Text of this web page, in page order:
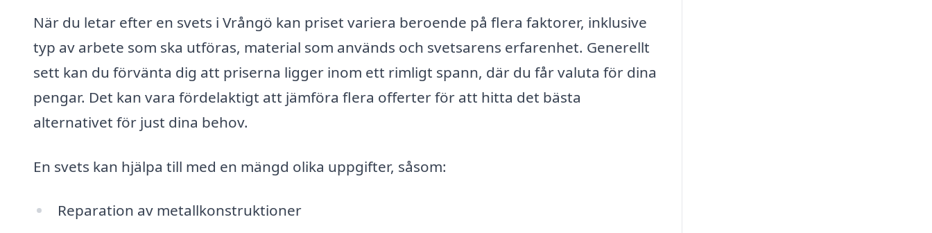
När du letar efter en svets i Vrångö kan priset variera beroende på flera faktorer, inklusive
typ av arbete som ska utföras, material som används och svetsarens erfarenhet. Generellt
sett kan du förvänta dig att priserna ligger inom ett rimligt spann, där du får valuta för dina
pengar. Det kan vara fördelaktigt att jämföra flera offerter för att hitta det bästa
alternativet för just dina behov.
En svets kan hjälpa till med en mängd olika uppgifter, såsom:
Reparation av metallkonstruktioner